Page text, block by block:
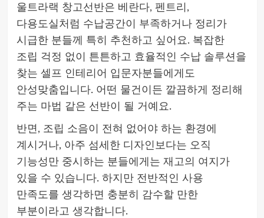
울트라랙 창고선반은 베란다, 펜트리,
다용도실처럼 수납공간이 부족하거나 정리가
시급한 분들께 특히 추천하고 싶어요. 복잡한
조립 걱정 없이 튼튼하고 효율적인 수납 솔루션을
찾는 셀프 인테리어 입문자분들에게도
안성맞춤입니다. 어떤 물건이든 깔끔하게 정리해
주는 마법 같은 선반이 될 거예요.
반면, 조립 소음이 전혀 없어야 하는 환경에
계시거나, 아주 섬세한 디자인보다는 오직
기능성만 중시하는 분들에게는 재고의 여지가
있을 수 있습니다. 하지만 전반적인 사용
만족도를 생각하면 충분히 감수할 만한
부분이라고 생각합니다.